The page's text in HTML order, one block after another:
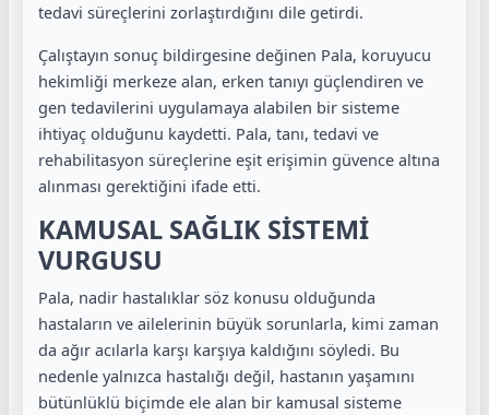
tedavi süreçlerini zorlaştırdığını dile getirdi.
Çalıştayın sonuç bildirgesine değinen Pala, koruyucu
hekimliği merkeze alan, erken tanıyı güçlendiren ve
gen tedavilerini uygulamaya alabilen bir sisteme
ihtiyaç olduğunu kaydetti. Pala, tanı, tedavi ve
rehabilitasyon süreçlerine eşit erişimin güvence altına
alınması gerektiğini ifade etti.
KAMUSAL SAĞLIK SİSTEMİ
VURGUSU
Pala, nadir hastalıklar söz konusu olduğunda
hastaların ve ailelerinin büyük sorunlarla, kimi zaman
da ağır acılarla karşı karşıya kaldığını söyledi. Bu
nedenle yalnızca hastalığı değil, hastanın yaşamını
bütünlüklü biçimde ele alan bir kamusal sisteme